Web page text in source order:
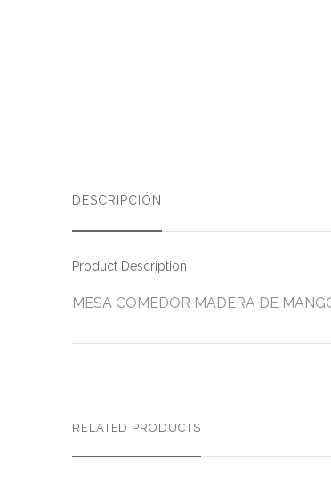
DESCRIPCIÓN
Product Description
MESA COMEDOR MADERA DE
RELATED PRODUCTS